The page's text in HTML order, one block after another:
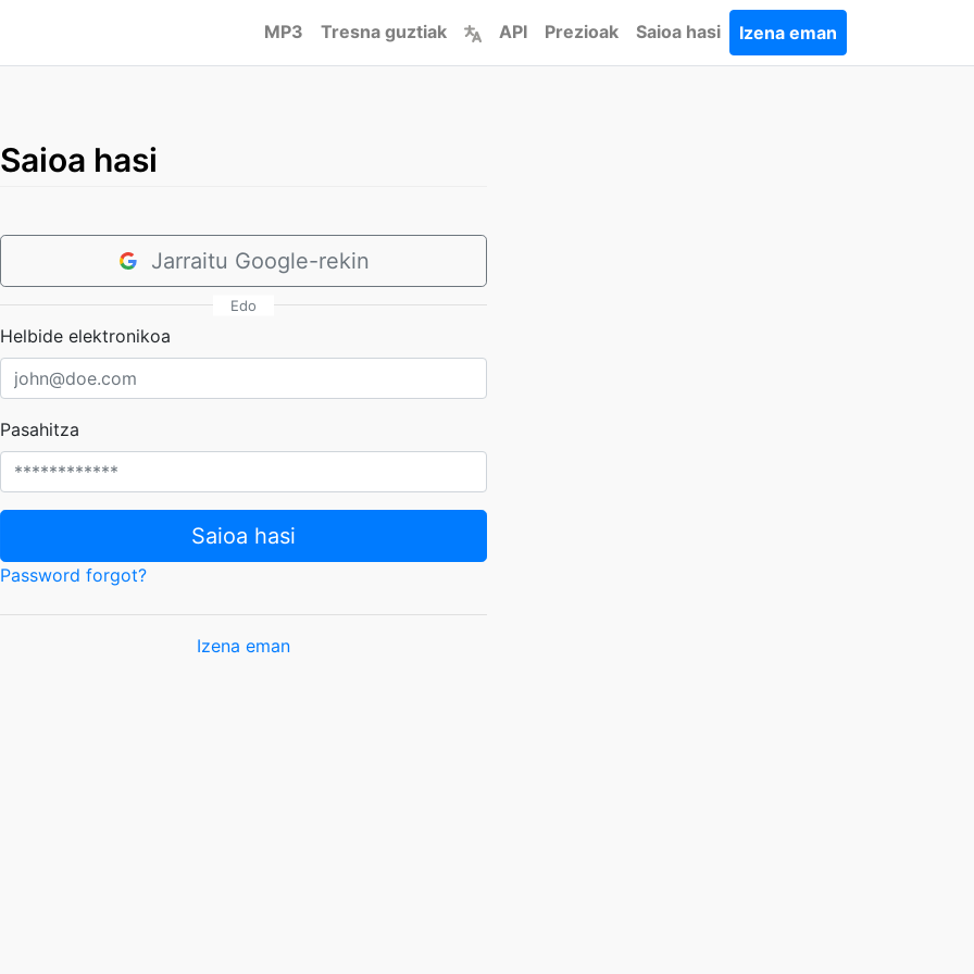
MP3 Tresna guztiak API Prezioak Saioa hasi Izena eman
Saioa hasi
Jarraitu Google-rekin
Edo
Helbide elektronikoa
Pasahitza
Saioa hasi
Password forgot?
Izena eman